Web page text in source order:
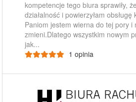
kompetencje tego biura sprawiły,
działalność i powierzyłam obsługę
Paniom jestem wierna do tej pory i
zmieni.Dlatego wszystkim nowym
jak...
1 opinia